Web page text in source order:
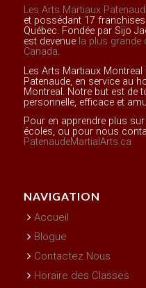
Les Arts Martiaux
et possédant 17
Québec. Fondée par Sijo
est devenue la plus grande
Canada.
Les Arts Martiaux
Patenaude, en service au
Montreal. Notre but est
personnelle, efficace et
Pour en apprendre plus
écoles, ou pour nous
PatenaudeMartialArts.ca
NAVIGATION
Accueil
Blogue
Contactez Nous
Horaire des Classes